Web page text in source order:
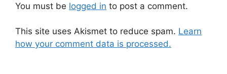
You must be logged in to post a comment.
This site uses Akismet to reduce spam. Learn
how your comment data is processed.